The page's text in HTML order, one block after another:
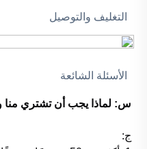
التغليف والتوصيل
الأسئلة الشائعة
س: لماذا يجب أن تشتري
ج: